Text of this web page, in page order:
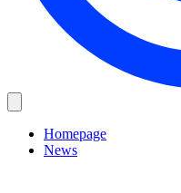
Homepage
News